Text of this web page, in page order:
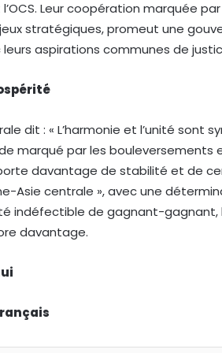
Leur coopération marquée
stratégiques, promeut une
aspirations communes de
érité
dit : « L’harmonie et l’unité sont
marqué par les
davantage de stabilité et de
Asie centrale », avec une
indéfectible de gagnant-
davantage.